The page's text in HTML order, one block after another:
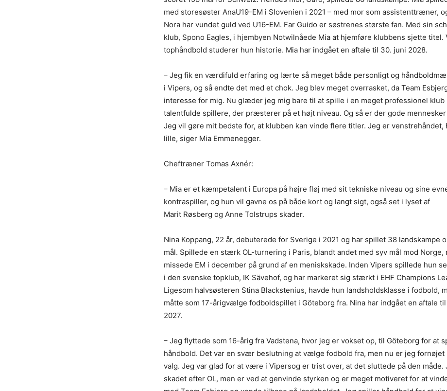
med storesøster AnaU19-EM i Slovenien i 2021 – med mor som assistenttræner,
Nora har vundet guld ved U16-EM. Far Guido er søstrenes største fan. Med sin
klub, Spono Eagles, i hjembyen Notwilnåede Mia at hjemføre klubbens sjette titel.
tophåndbold studerer hun historie. Mia har indgået en aftale til 30. juni 2028.
– Jeg fik en værdifuld erfaring og lærte så meget både personligt og
i Vipers, og så endte det med et chok. Jeg blev meget overrasket, da Team
interesse for mig. Nu glæder jeg mig bare til at spille i en meget professionel klub
talentfulde spillere, der præsterer på et højt niveau. Og så er der gode
Jeg vil gøre mit bedste for, at klubben kan vinde flere titler. Jeg er venstrehåndet,
lille, siger Mia Emmenegger.
Cheftræner Tomas Axnér:
– Mia er et kæmpetalent i Europa på højre fløj med sit tekniske niveau og sine
kontraspiller, og hun vil gavne os på både kort og langt sigt, også set i lyset af
Marit Røsberg og Anne Tolstrups skader.
Nina Koppang, 22 år, debuterede for Sverige i 2021 og har spillet 38 landskampe
mål. Spillede en stærk OL-turnering i Paris, blandt andet med syv mål mod Norge,
missede EM i december på grund af en meniskskade. Inden Vipers spillede hun
i den svenske topklub, IK Sävehof, og har markeret sig stærkt i EHF Champions
Ligesom halvsøsteren Stina Blackstenius, havde hun landsholdsklasse i fodbold,
måtte som 17-årigvælge fodboldspillet i Göteborg fra. Nina har indgået en aftale
2027.
– Jeg flyttede som 16-årig fra Vadstena, hvor jeg er vokset op, til Göteborg for at
håndbold. Det var en svær beslutning at vælge fodbold fra, men nu er jeg fornøjet
valg. Jeg var glad for at være i Vipersog er trist over, at det sluttede på den måde.
skadet efter OL, men er ved at genvinde styrken og er meget motiveret for at